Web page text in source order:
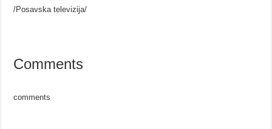
/Posavska televizija/
Comments
comments